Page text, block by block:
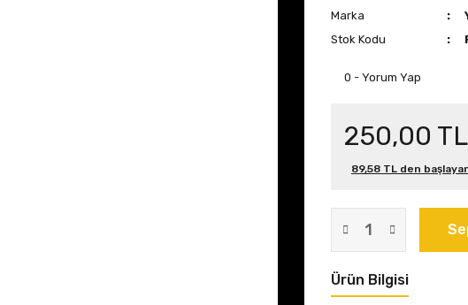
Marka
Stok Kodu
0 - Yorum Yap
250,00 TL
89,58 TL den
Ürün Bilgisi